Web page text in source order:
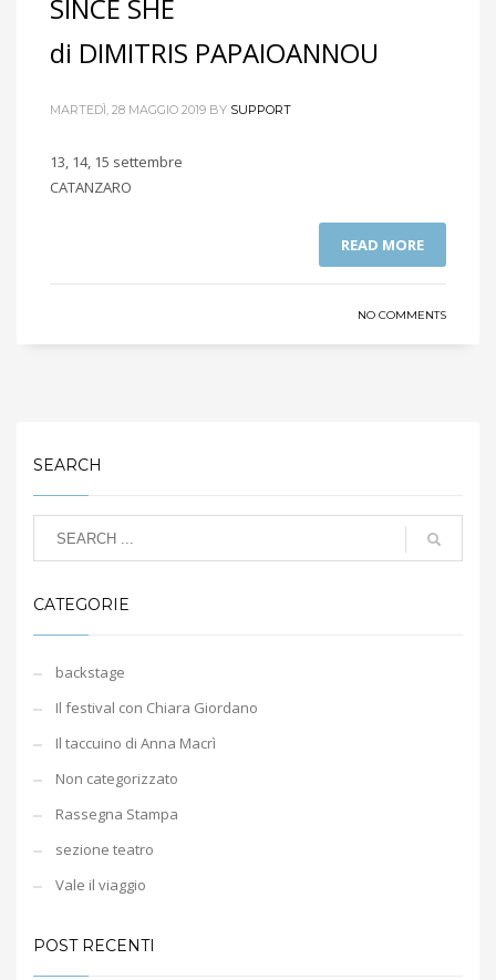
SINCE SHE
di DIMITRIS PAPAIOANNOU
MARTEDÌ, 28 MAGGIO 2019 BY SUPPORT
13, 14, 15 settembre
CATANZARO
READ MORE
NO COMMENTS
SEARCH
CATEGORIE
backstage
Il festival con Chiara Giordano
Il taccuino di Anna Macrì
Non categorizzato
Rassegna Stampa
sezione teatro
Vale il viaggio
POST RECENTI